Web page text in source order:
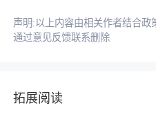
声明:以上内容由相关作者结合政
通过意见反馈联系删除
拓展阅读